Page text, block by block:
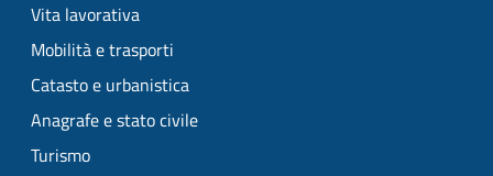
Vita lavorativa
Mobilità e trasporti
Catasto e urbanistica
Anagrafe e stato civile
Turismo